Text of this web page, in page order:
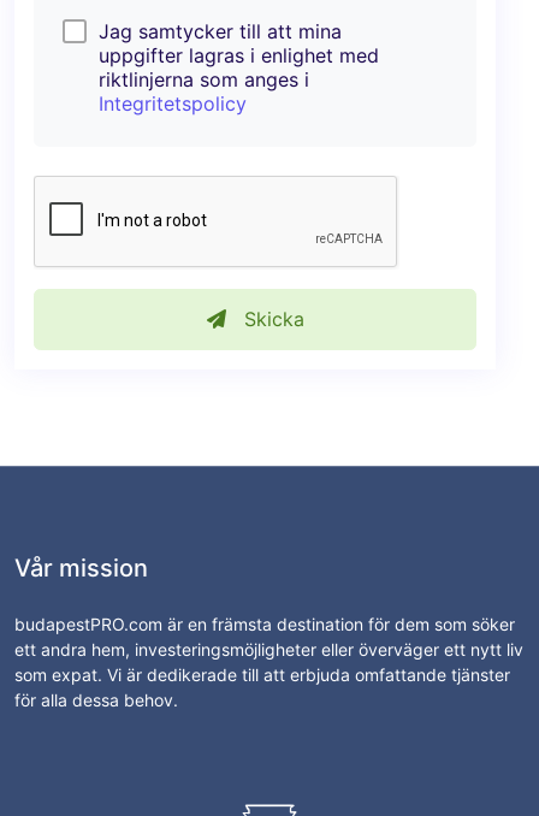
Jag samtycker till att mina
uppgifter lagras i enlighet med
riktlinjerna som anges i
Integritetspolicy
Skicka
Vår mission
budapestPRO.com är en främsta destination för dem som söker
ett andra hem, investeringsmöjligheter eller överväger ett nytt liv
som expat. Vi är dedikerade till att erbjuda omfattande tjänster
för alla dessa behov.